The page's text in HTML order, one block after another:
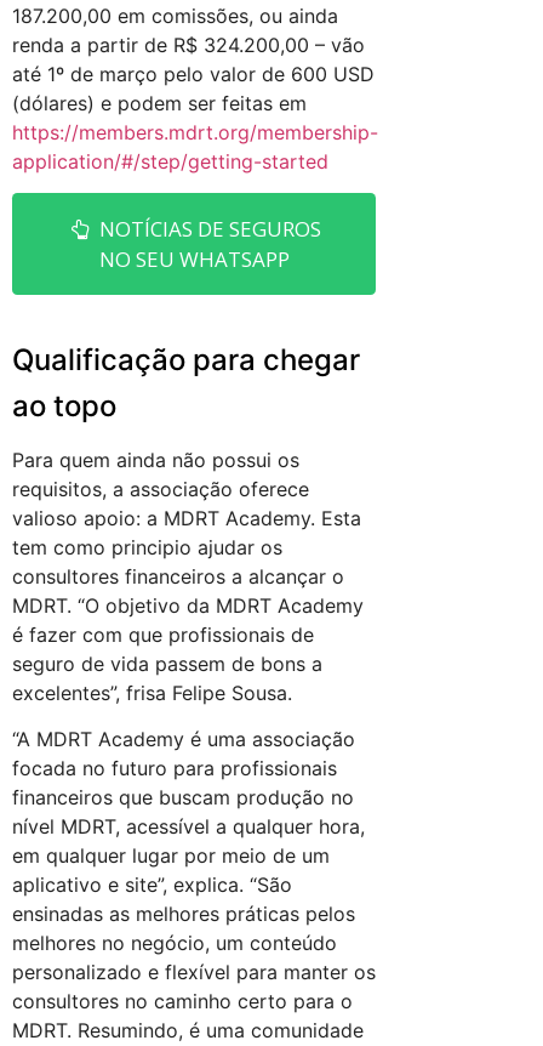
187.200,00 em comissões, ou ainda
renda a partir de R$ 324.200,00 – vão
até 1º de março pelo valor de 600 USD
(dólares) e podem ser feitas em
https://members.mdrt.org/membership-
application/#/step/getting-started
NOTÍCIAS DE SEGUROS
NO SEU WHATSAPP
Qualificação para chegar
ao topo
Para quem ainda não possui os
requisitos, a associação oferece
valioso apoio: a MDRT Academy. Esta
tem como principio ajudar os
consultores financeiros a alcançar o
MDRT. “O objetivo da MDRT Academy
é fazer com que profissionais de
seguro de vida passem de bons a
excelentes”, frisa Felipe Sousa.
“A MDRT Academy é uma associação
focada no futuro para profissionais
financeiros que buscam produção no
nível MDRT, acessível a qualquer hora,
em qualquer lugar por meio de um
aplicativo e site”, explica. “São
ensinadas as melhores práticas pelos
melhores no negócio, um conteúdo
personalizado e flexível para manter os
consultores no caminho certo para o
MDRT. Resumindo, é uma comunidade